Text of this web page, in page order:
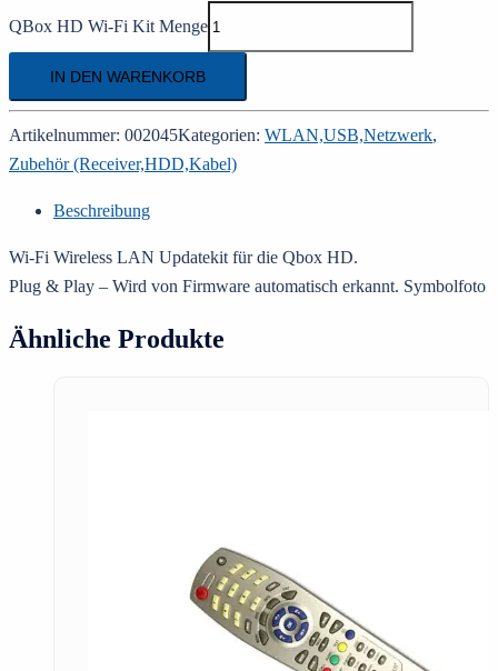
QBox HD Wi-Fi Kit Menge
IN DEN WARENKORB
Artikelnummer: 002045Kategorien: WLAN,USB,Netzwerk,
Zubehör (Receiver,HDD,Kabel)
Beschreibung
Wi-Fi Wireless LAN Updatekit für die Qbox HD.
Plug & Play – Wird von Firmware automatisch erkannt. Symbolfoto
Ähnliche Produkte